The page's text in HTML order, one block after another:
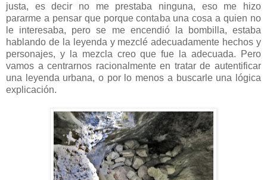
justa, es decir no me prestaba ninguna, eso me hizo
pararme a pensar que porque contaba una cosa a quien no
le interesaba, pero se me encendió la bombilla, estaba
hablando de la leyenda y mezclé adecuadamente hechos y
personajes, y la mezcla creo que fue la adecuada. Pero
vamos a centrarnos racionalmente en tratar de autentificar
una leyenda urbana, o por lo menos a buscarle una lógica
explicación.